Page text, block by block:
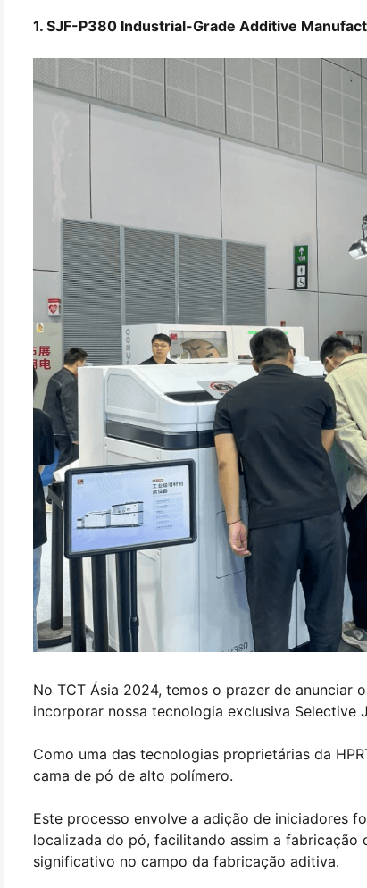
1. SJF-P380 Industrial-Grade Additive
No TCT Ásia 2024, temos o prazer de anunciar
incorporar nossa tecnologia exclusiva Selective
Como uma das tecnologias proprietárias da
cama de pó de alto polímero.
Este processo envolve a adição de iniciadores
localizada do pó, facilitando assim a fabricação
significativo no campo da fabricação aditiva.